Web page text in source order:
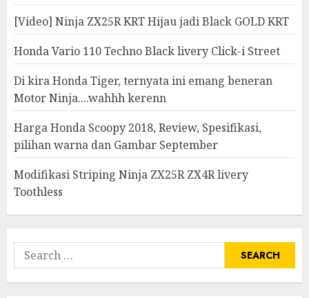
[Video] Ninja ZX25R KRT Hijau jadi Black GOLD KRT
Honda Vario 110 Techno Black livery Click-i Street
Di kira Honda Tiger, ternyata ini emang beneran
Motor Ninja....wahhh kerenn
Harga Honda Scoopy 2018, Review, Spesifikasi,
pilihan warna dan Gambar September
Modifikasi Striping Ninja ZX25R ZX4R livery
Toothless
Search
for: